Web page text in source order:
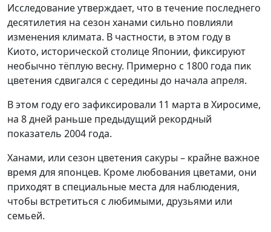
Исследование утверждает, что в течение последнего
десятилетия на сезон ханами сильно повлияли
изменения климата. В частности, в этом году в
Киото, исторической столице Японии, фиксируют
необычно тёплую весну. Примерно с 1800 года пик
цветения сдвигался с середины до начала апреля.
В этом году его зафиксировали 11 марта в Хиросиме,
на 8 дней раньше предыдущий рекордный
показатель 2004 года.
Ханами, или сезон цветения сакуры – крайне важное
время для японцев. Кроме любования цветами, они
приходят в специальные места для наблюдения,
чтобы встретиться с любимыми, друзьями или
семьей.